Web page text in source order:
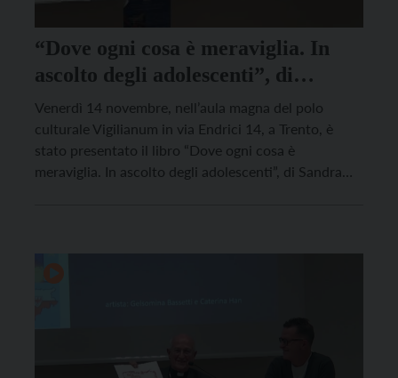
“Dove ogni cosa è meraviglia. In
ascolto degli adolescenti”, di
Sandra Bortolotti – la
presentazione al Vigilianum
Venerdì 14 novembre, nell’aula magna del polo
culturale Vigilianum in via Endrici 14, a Trento, è
stato presentato il libro “Dove ogni cosa è
meraviglia. In ascolto degli adolescenti”, di Sandra
moderazione Roberto Calzà. L’adolescenza non […]